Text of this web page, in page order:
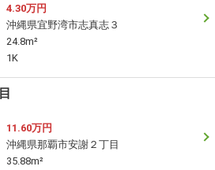
4.30万円
沖縄県宜野湾市志真志３
24.8m²
1K
11.60万円
沖縄県那覇市安謝２丁目
35.88m²